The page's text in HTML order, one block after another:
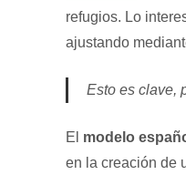
refugios. Lo
ajustando
Esto es clave,
El modelo
en la creación de